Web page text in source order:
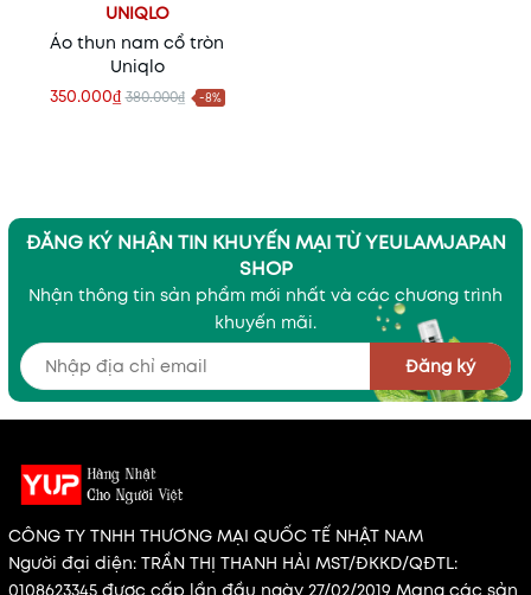
UNIQLO
Áo thun nam cổ tròn
Uniqlo
350.000₫ 380.000₫ -8%
ĐĂNG KÝ NHẬN TIN KHUYẾN MẠI TỪ YEULAMJAPAN
SHOP
Nhận thông tin sản phẩm mới nhất và các chương trình
khuyến mãi.
Đăng ký
CÔNG TY TNHH THƯƠNG MẠI QUỐC TẾ NHẬT NAM
Người đại diện: TRẦN THỊ THANH HẢI MST/ĐKKD/QĐTL:
0108623345 được cấp lần đầu ngày 27/02/2019 Mang các sản